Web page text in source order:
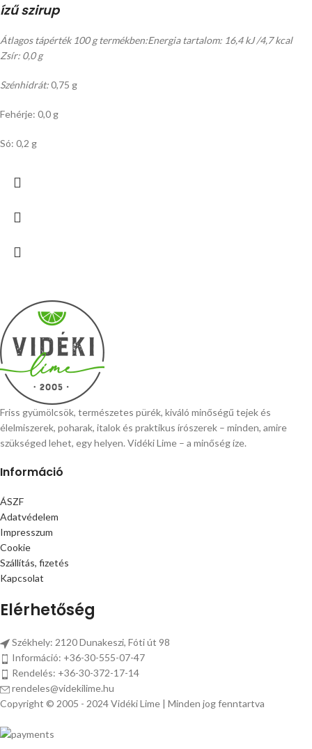
ízű szirup
Átlagos tápérték 100 g termékben:Energia tartalom: 16,4 kJ /4,7 kcal
Zsír: 0,0 g
Szénhidrát:0,75 g
Fehérje: 0,0 g
Só: 0,2 g
Friss gyümölcsök, természetes pürék, kiváló minőségű tejek és
élelmiszerek, poharak, italok és praktikus írószerek – minden, amire
szükséged lehet, egy helyen. Vidéki Lime – a minőség íze.
Információ
ÁSZF
Adatvédelem
Impresszum
Cookie
Szállítás, fizetés
Kapcsolat
Elérhetőség
Székhely: 2120 Dunakeszi, Fóti út 98
Információ: +36-30-555-07-47
Rendelés: +36-30-372-17-14
rendeles@videkilime.hu
Copyright © 2005 - 2024 Vidéki Lime | Minden jog fenntartva